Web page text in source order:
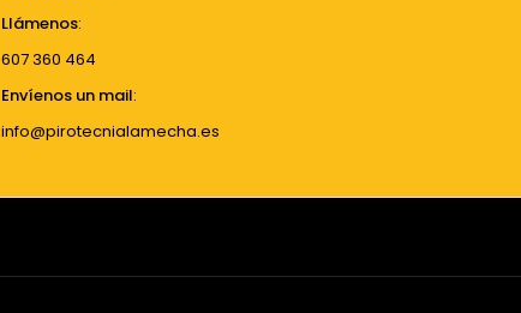
Llámenos:
607 360 464
Envíenos un mail:
info@pirotecnialamecha.es